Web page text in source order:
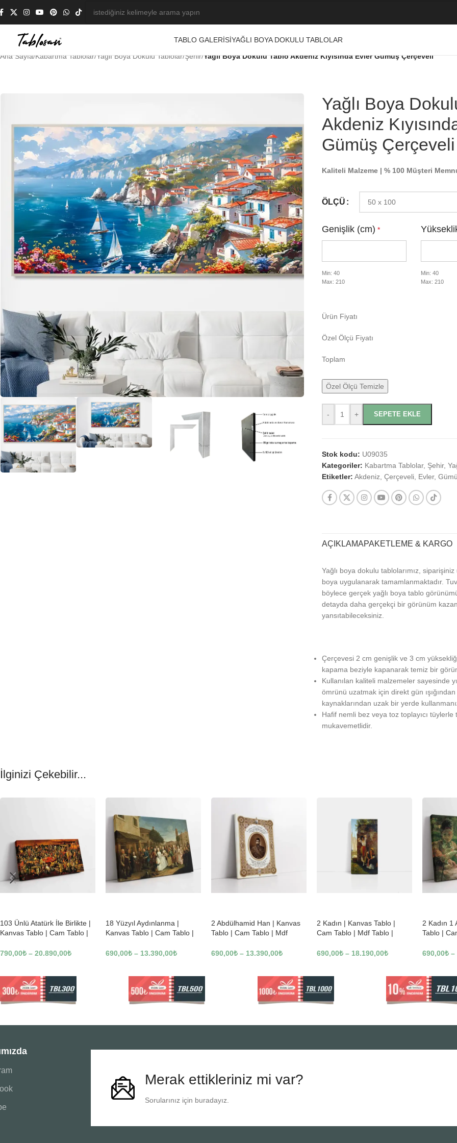
TABLO GALERISIYAĞLI BOYA DOKULU TABLOLAR
Ana Sayfa/Kabartma Tablolar/ Yağlı Boya Dokulu Tablolar/Şehir/Yağlı Boya Dokulu Tablo Akdeniz Kıyısında Evler Gümüş Çerçeveli
Yağlı Boya
Akdeniz
Gümüş Çerçeveli
Kaliteli Malzeme | % 100 Müşteri
ÖLÇÜ
Genişlik (cm) *
Min: 40
Max: 210
Min: 40
Max: 210
Ürün Fiyatı
Özel Ölçü Fiyatı
Toplam
Özel Ölçü Temizle
- + SEPETE EKLE
Stok kodu: U09035
Kategoriler: Kabartma Tablolar, Şehir,
Etiketler: Akdeniz Çerçeveli Evler,
AÇIKLAMAPAKETLEME & KARGO
Yağlı boya dokulu tablolarımız,
boya uygulanarak tamamlanmaktadır.
böylece gerçek yağlı boya tablo
detayda daha gerçekçi bir görünüm
yansıtabileceksiniz.
Çerçevesi 2 cm genişlik ve 3 cm
kapama beziyle kapanarak temiz bir
Kullanılan kaliteli malzemeler sayesinde
ömrünü uzatmak için direkt gün
kaynaklarından uzak bir yerde
Hafif nemli bez veya toz toplayıcı
mukavemetlidir.
İlginizi Çekebilir...
103 Ünlü Atatürk İle Birlikte |
Kanvas Tablo | Cam Tablo |
790,00₺ – 20.890,00₺
18 Yüzyıl Aydınlanma |
Kanvas Tablo | Cam Tablo |
690,00₺ – 13.390,00₺
2 Abdülhamid Han | Kanvas
Tablo | Cam Tablo | Mdf
690,00₺ – 13.390,00₺
2 Kadın | Kanvas Tablo |
Cam Tablo | Mdf Tablo |
690,00₺ – 18.190,00₺
2 Kadın 1
Tablo |
690,00₺ –
Merak ettikleriniz mi var?
Sorularınız için buradayız.